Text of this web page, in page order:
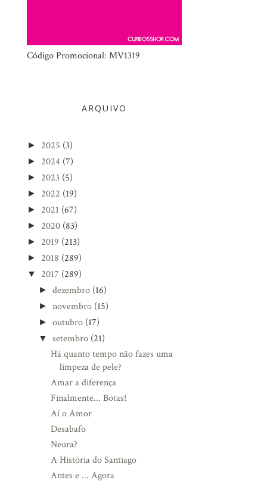
Código Promocional: MV1319
ARQUIVO
► 2025 (3)
► 2024 (7)
► 2023 (5)
► 2022 (19)
► 2021 (67)
► 2020 (83)
► 2019 (213)
► 2018 (289)
▼ 2017 (289)
►dezembro (16)
►novembro (15)
►outubro (17)
▼setembro (21)
Há quanto tempo não fazes uma
limpeza de pele?
Amar a diferença
Finalmente... Botas!
Aí o Amor
Desabafo
Neura?
A História do Santiago
Antes e ... Agora